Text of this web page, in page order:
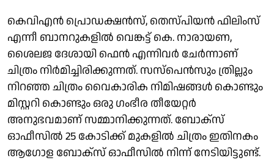
കെവിഎൻ പ്രൊഡക്ഷൻസ്, തെസ്പിയൻ ഫിലിംസ്
എന്നീ ബാനറുകളിൽ വെങ്കട്ട് കെ. നാരായണ,
ശൈലജ ദേശായി ഫെൻ എന്നിവർ ചേർന്നാണ്
ചിത്രം നിർമിച്ചിരിക്കുന്നത്. സസ്പെൻസും ത്രില്ലും
നിറഞ്ഞ ചിത്രം വൈകാരിക നിമിഷങ്ങൾ കൊണ്ടും
മിസ്റ്ററി കൊണ്ടും ഒരു ഗംഭീര തീയേറ്റർ
അനുഭവമാണ് സമ്മാനിക്കുന്നത്. ബോക്സ്
ഓഫീസില്‍ 25 കോടിക്ക് മുകളില്‍ ചിത്രം ഇതിനകം
ആ​ഗോള ബോക്സ് ഓഫീസില്‍ നിന്ന് നേടിയിട്ടുണ്ട്.